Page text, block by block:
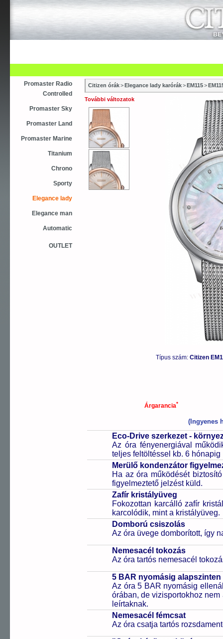
Promaster Radio
Controlled
Promaster Sky
Promaster Land
Promaster Marine
Titanium
Chrono
Sporty
Elegance lady
Elegance man
Automatic
OUTLET
Citizen órák>Elegance lady karórák>EM115>
További változatok
Típus szám: Citizen
Árgarancia*
(Ingyenes
Eco-Drive szerkezet -
Az óra fényenergiával
teljes feltöltéssel kb. 6
Merülő kondenzátor
Ha az óra működését
figyelmeztető jelzést küld.
Zafír kristályüveg
Fokozottan karcálló zafír
karcolódik, mint a kristályüveg.
Domború csiszolás
Az óra üvege domborított, így
Nemesacél tokozás
Az óra tartós nemesacél
5 BAR nyomásig alapszinten
Az óra 5 BAR nyomásig
órában, de vizisportokhoz
leírtaknak.
Nemesacél fémcsat
Az óra csatja tartós